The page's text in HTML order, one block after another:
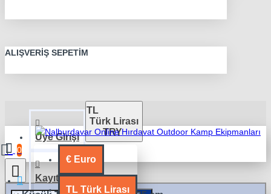
ALIŞVERIŞ SEPETIM
Üye Girişi
Kayıt Ol
TL
Türk Lirası
TRY
€ Euro
TL Türk Lirası
0